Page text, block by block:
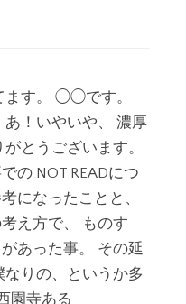
ます。 ◯◯です。
！いやいや、 濃厚
とうございます。
の NOT ​READにつ
になったことと、
え方で、 ものす
あった事。 その延
りの、というか多
園寺ある